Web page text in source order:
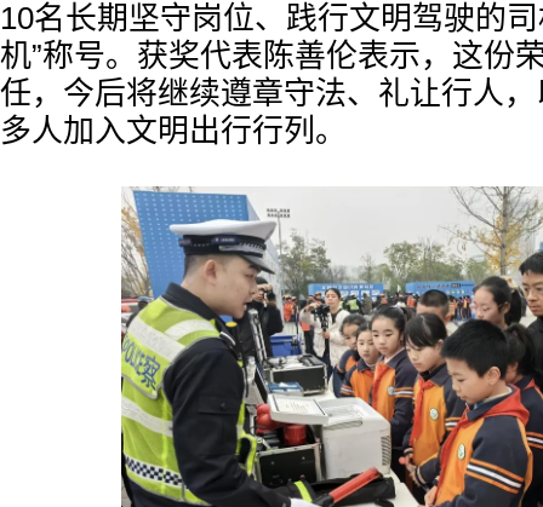
10名长期坚守岗位、践行文明驾驶的
机”称号。获奖代表陈善伦表示，这份
任，今后将继续遵章守法、礼让行人
多人加入文明出行行列。